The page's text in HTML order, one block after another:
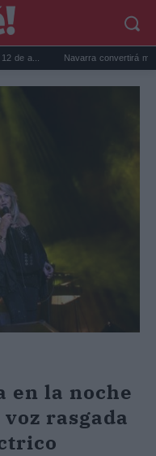
Navarra convertirá
en la noche
rasgada